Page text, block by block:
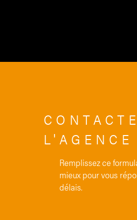
L'AGENCE
Remplissez ce
mieux pour vous
délais.